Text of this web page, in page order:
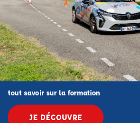
tout savoir sur la formation
JE DÉCOUVRE